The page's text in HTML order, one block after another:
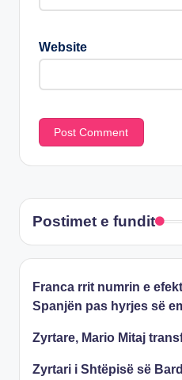
Website
Postimet e fundit
Franca rrit numrin e
Spanjën pas hyrjes së
Zyrtare, Mario Mitaj
Zyrtari i Shtëpisë së